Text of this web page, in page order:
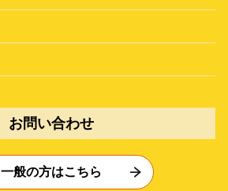
お問い合わせ
一般の方はこちら